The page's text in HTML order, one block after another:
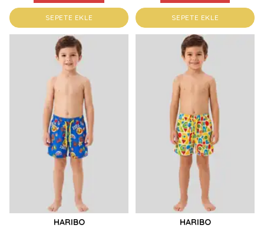
SEPETE EKLE SEPETE EKLE
HARIBO HARIBO